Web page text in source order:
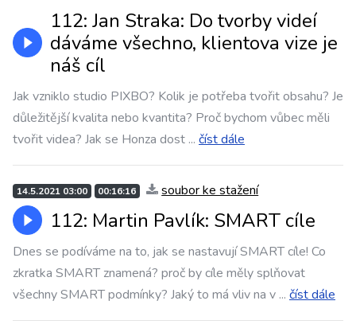
112: Jan Straka: Do tvorby videí
dáváme všechno, klientova vize je
náš cíl
Jak vzniklo studio PIXBO? Kolik je potřeba tvořit obsahu? Je
důležitější kvalita nebo kvantita? Proč bychom vůbec měli
tvořit videa? Jak se Honza dost ... číst dále
14.5.2021 03:00 00:16:16 soubor ke stažení
112: Martin Pavlík: SMART cíle
Dnes se podíváme na to, jak se nastavují SMART cíle! Co
zkratka SMART znamená? proč by cíle měly splňovat
všechny SMART podmínky? Jaký to má vliv na v ... číst dále